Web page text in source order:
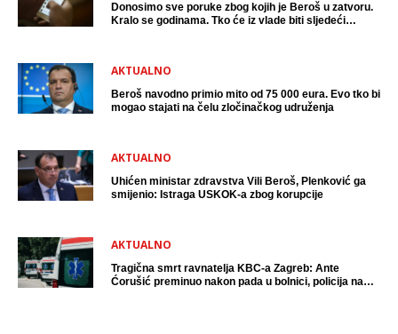
Donosimo sve poruke zbog kojih je Beroš u zatvoru.
Kralo se godinama. Tko će iz vlade biti sljedeći
AKTUALNO
Beroš navodno primio mito od 75 000 eura. Evo tko bi
mogao stajati na čelu zločinačkog udruženja
AKTUALNO
Uhićen ministar zdravstva Vili Beroš, Plenković ga
smijenio: Istraga USKOK-a zbog korupcije
AKTUALNO
Tragična smrt ravnatelja KBC-a Zagreb: Ante
Ćorušić preminuo nakon pada u bolnici, policija na